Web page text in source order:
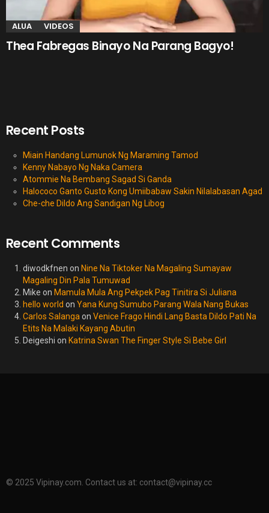
ALUA VIDEOS
Thea Fabregas Binayo Na Parang Bagyo!
Recent Posts
Miain Handang Lumunok Ng Maraming Tamod
Kenny Nabayo Ng Naka Camera
Atommie Na Bembang Sagad Si Ganda
Halococo Ganto Gusto Kong Umiibabaw Sakin Nilalabasan Agad
Che-che Dildo Ang Sandigan Ng Libog
Recent Comments
diwodkfnen on Nine Na Tiktoker Na Magaling Sumayaw
Magaling Din Pala Tumuwad
Mike on Mamula Mula Ang Pekpek Pag Tinitira Si Juliana
hello world on Yana Kung Sumubo Parang Wala Nang Bukas
Carlos Salanga on Venice Frago Hindi Lang Basta Dildo Pati Na
Etits Na Malaki Kayang Abutin
Deigeshi on Katrina Swan The Finger Style Si Bebe Girl
© 2025 Vipinay.com. Contact us at: contact@vipinay.cc